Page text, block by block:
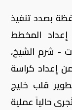
بصدد تنفيذ
المخطط
- شرم الشيخ،
إعداد كراسة
قلب خليج
حالياً عملية